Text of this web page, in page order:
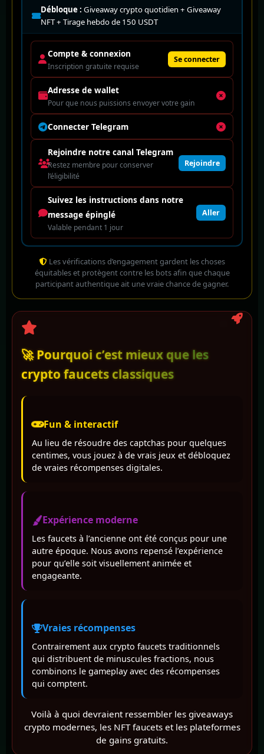
Débloque : Giveaway crypto quotidien + Giveaway
NFT + Tirage hebdo de 150 USDT
Compte & connexion
Inscription gratuite requise
Se connecter
Adresse de wallet
Pour que nous puissions envoyer votre gain
Connecter Telegram
Rejoindre notre canal Telegram
Restez membre pour conserver
l’éligibilité
Rejoindre
Suivez les instructions dans notre
message épinglé
Valable pendant 1 jour
Aller
Les vérifications d’engagement gardent les choses
équitables et protègent contre les bots afin que chaque
participant authentique ait une vraie chance de gagner.
🚀 Pourquoi c’est mieux que les
crypto faucets classiques
Fun & interactif
Au lieu de résoudre des captchas pour quelques
centimes, vous jouez à de vrais jeux et débloquez
de vraies récompenses digitales.
Expérience moderne
Les faucets à l’ancienne ont été conçus pour une
autre époque. Nous avons repensé l’expérience
pour qu’elle soit visuellement animée et
engageante.
Vraies récompenses
Contrairement aux crypto faucets traditionnels
qui distribuent de minuscules fractions, nous
combinons le gameplay avec des récompenses
qui comptent.
Voilà à quoi devraient ressembler les giveaways
crypto modernes, les NFT faucets et les plateformes
de gains gratuits.